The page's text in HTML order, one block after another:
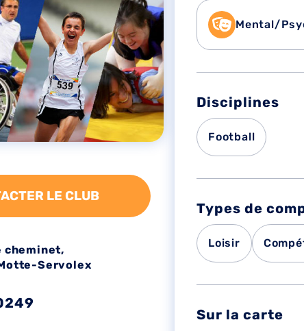
LE CLUB
cheminet,
Servolex
Mental/
Disciplines
Football
Types de
Loisir
Sur la carte